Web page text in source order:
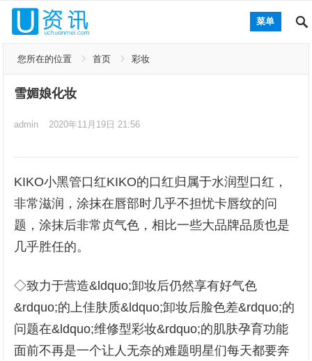
菜单
您所在的位置 首页 彩妆
雪媚娘化妆
admin 2020年11月19日 21:56
KIKO小黑管口红KIKO的口红归属于水润型口红，
非常滋润，涂抹在唇部时几乎不担忧卡唇纹的问
题，涂抹后非常贞气色，相比一些大品牌品质也是
几乎胜任的。
◇致力于营造&ldquo;卸妆后仍然享有好气色
&rdquo;的上佳肤质&ldquo;卸妆后脸色差&rdquo;的
问题在&ldquo;维修型彩妆&rdquo;的肌肤孕育功能
面前不再是一个让人无奈的难题明星们每天都要奔